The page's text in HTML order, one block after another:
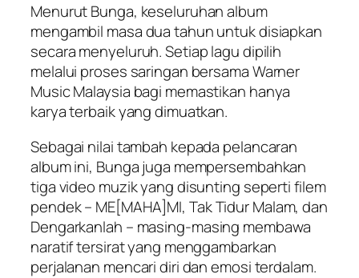
Menurut Bunga, keseluruhan album
mengambil masa dua tahun untuk disiapkan
secara menyeluruh. Setiap lagu dipilih
melalui proses saringan bersama Warner
Music Malaysia bagi memastikan hanya
karya terbaik yang dimuatkan.
Sebagai nilai tambah kepada pelancaran
album ini, Bunga juga mempersembahkan
tiga video muzik yang disunting seperti filem
pendek – ME[MAHA]MI, Tak Tidur Malam, dan
Dengarkanlah – masing-masing membawa
naratif tersirat yang menggambarkan
perjalanan mencari diri dan emosi terdalam.